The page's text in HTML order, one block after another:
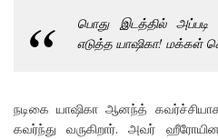
பொது இடத்தில்
எடுத்த யாஷிகா! மக்கள்
நடிகை யாஷிகா ஆனந்த்
கவர்ந்து வருகிறார். அவர்